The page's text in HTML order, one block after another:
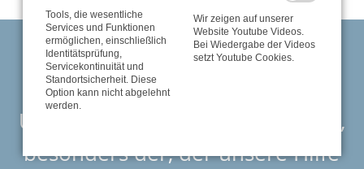
Unser Nächster ist jeder Mensch,
besonders der, der unsere Hilfe
Tools, die wesentliche
Services und Funktionen
ermöglichen, einschließlich
Identitätsprüfung,
Servicekontinuität und
Standortsicherheit. Diese
Option kann nicht abgelehnt
werden.
Wir zeigen auf unserer
Website Youtube Videos.
Bei Wiedergabe der Videos
setzt Youtube Cookies.